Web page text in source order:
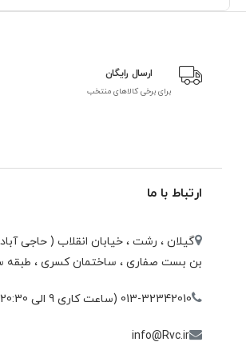
ارسال رایگان
برای برخی کالاهای منتخب
ارتباط با ما
گیلان ، رشت ، خيابان انقلاب ( حاجی
بن بست صفاری ، ساختمان كسری ، طبقه
013-32342010 (ساعت کاری 9 الی 20:30)
info@Rvc.ir